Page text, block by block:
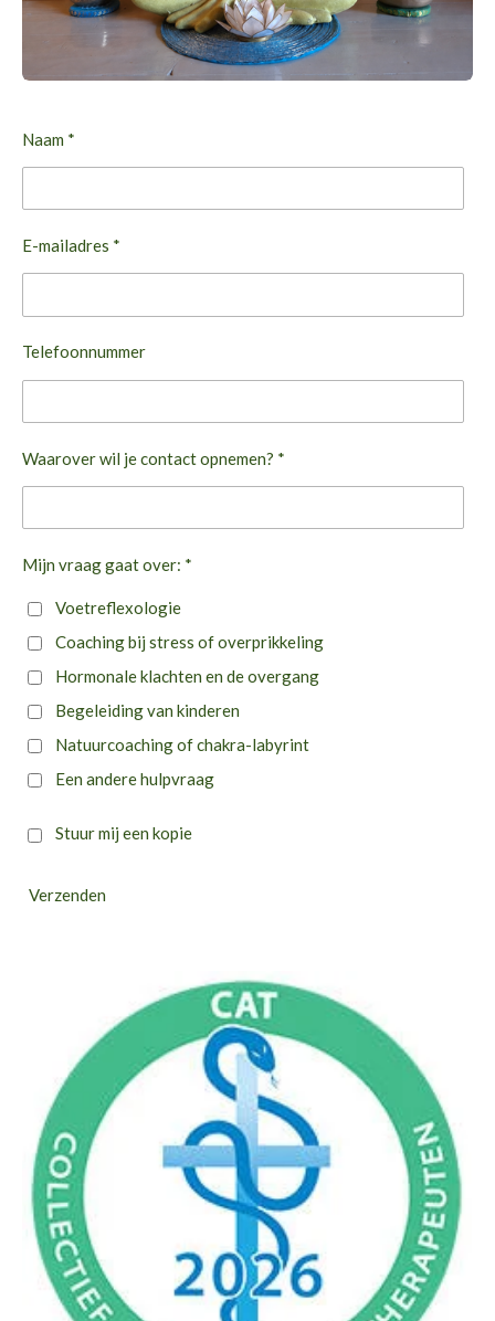
Naam *
E-mailadres *
Telefoonnummer
Waarover wil je contact opnemen? *
Mijn vraag gaat over: *
Voetreflexologie
Coaching bij stress of overprikkeling
Hormonale klachten en de overgang
Begeleiding van kinderen
Natuurcoaching of chakra-labyrint
Een andere hulpvraag
Stuur mij een kopie
Verzenden